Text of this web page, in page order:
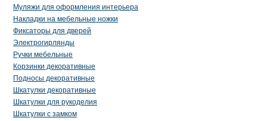
Муляжи для оформления интерьера
Накладки на мебельные ножки
Фиксаторы для дверей
Электрогирлянды
Ручки мебельные
Корзинки декоративные
Подносы декоративные
Шкатулки декоративные
Шкатулки для рукоделия
Шкатулки с замком